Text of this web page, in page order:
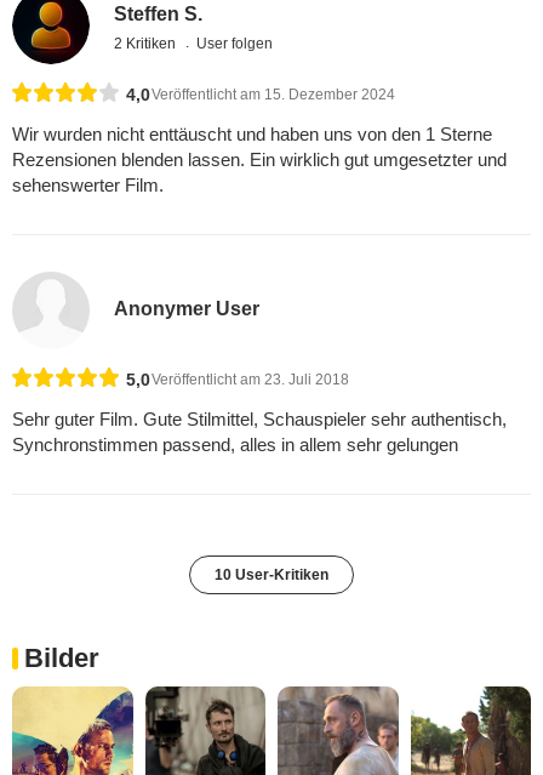
Steffen S.
2 Kritiken User folgen
4,0Veröffentlicht am 15. Dezember 2024
Wir wurden nicht enttäuscht und haben uns von den 1 Sterne
Rezensionen blenden lassen. Ein wirklich gut umgesetzter und
sehenswerter Film.
Anonymer User
5,0Veröffentlicht am 23. Juli 2018
Sehr guter Film. Gute Stilmittel, Schauspieler sehr authentisch,
Synchronstimmen passend, alles in allem sehr gelungen
10 User-Kritiken
Bilder